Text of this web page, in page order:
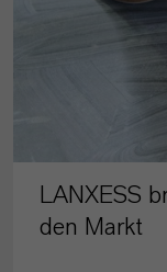
LANXESS
den Markt